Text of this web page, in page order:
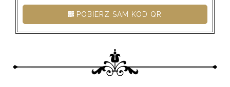
POBIERZ SAM KOD QR